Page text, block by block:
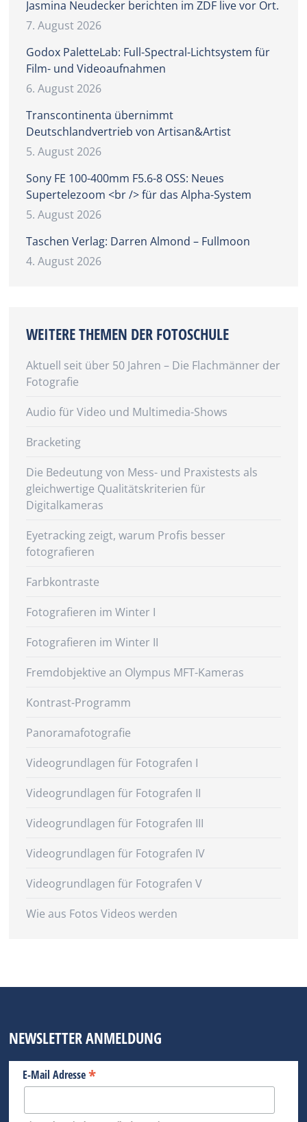
Jasmina Neudecker berichten im ZDF live vor Ort.
7. August 2026
Godox PaletteLab: Full-Spectral-Lichtsystem für
Film- und Videoaufnahmen
6. August 2026
Transcontinenta übernimmt
Deutschlandvertrieb von Artisan&Artist
5. August 2026
Sony FE 100-400mm F5.6-8 OSS: Neues
Supertelezoom <br /> für das Alpha-System
5. August 2026
Taschen Verlag: Darren Almond – Fullmoon
4. August 2026
WEITERE THEMEN DER FOTOSCHULE
Aktuell seit über 50 Jahren – Die Flachmänner der
Fotografie
Audio für Video und Multimedia-Shows
Bracketing
Die Bedeutung von Mess- und Praxistests als
gleichwertige Qualitätskriterien für
Digitalkameras
Eyetracking zeigt, warum Profis besser
fotografieren
Farbkontraste
Fotografieren im Winter I
Fotografieren im Winter II
Fremdobjektive an Olympus MFT-Kameras
Kontrast-Programm
Panoramafotografie
Videogrundlagen für Fotografen I
Videogrundlagen für Fotografen II
Videogrundlagen für Fotografen III
Videogrundlagen für Fotografen IV
Videogrundlagen für Fotografen V
Wie aus Fotos Videos werden
NEWSLETTER ANMELDUNG
E-Mail Adresse*